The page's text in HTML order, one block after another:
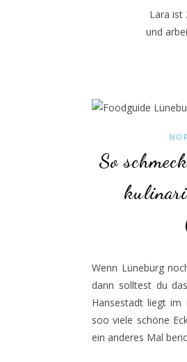
Lara ist
und
So
Wenn Lüneburg
dann solltest du
Hansestadt liegt im
soo viele schöne
ein anderes Mal